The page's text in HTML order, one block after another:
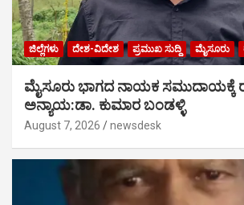
ಜಿಲ್ಲೆಗಳು ದೇಶ-ವಿದೇಶ ಪ್ರಮುಖ ಸುದ್ದಿ ಮೈಸೂರು
ಮೈಸೂರು ಭಾಗದ ನಾಯಕ ಸಮುದಾಯಕ್ಕೆ
ಅನ್ಯಾಯ:ಡಾ. ಕುಮಾರ ಬಂಡಳ್ಳಿ
August 7, 2026 newsdesk